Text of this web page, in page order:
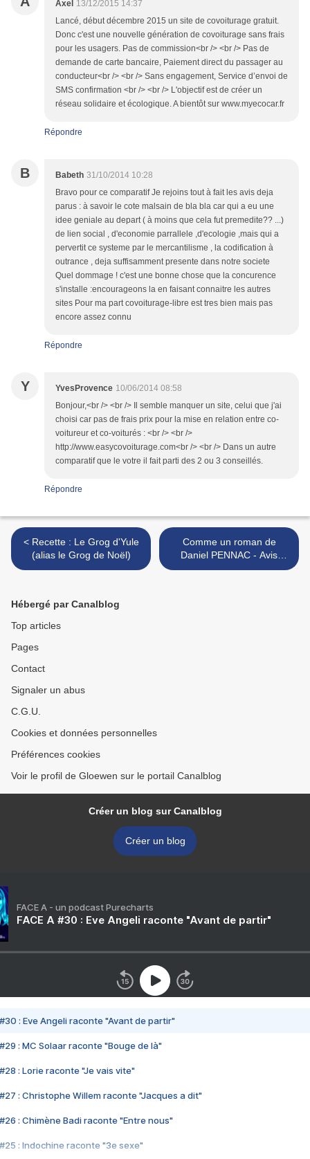
Axel 13/12/2015 14:37
Lancé, début décembre 2015 un site de covoiturage gratuit.
Donc c'est une nouvelle génération de covoiturage sans frais
pour les usagers. Pas de commission<br /> <br /> Pas de
demande de carte bancaire, Paiement direct du passager au
conducteur<br /> <br /> Sans engagement, Service d’envoi de
SMS confirmation <br /> <br /> L'objectif est de créer un
réseau solidaire et écologique. A bientôt sur www.myecocar.fr
Répondre
B Babeth 31/10/2014 10:28
Bravo pour ce comparatif Je rejoins tout à fait les avis deja
parus : à savoir le cote malsain de bla bla car qui a eu une
idee geniale au depart ( à moins que cela fut premedite?? ...)
de lien social , d'economie parrallele ,d'ecologie ,mais qui a
pervertit ce systeme par le mercantilisme , la codification à
outrance , deja suffisamment presente dans notre societe
Quel dommage ! c'est une bonne chose que la concurence
s'installe :encourageons la en faisant connaitre les autres
sites Pour ma part covoiturage-libre est tres bien mais pas
encore assez connu
Répondre
Y YvesProvence 10/06/2014 08:58
Bonjour,<br /> <br /> Il semble manquer un site, celui que j'ai
choisi car pas de frais prix pour la mise en relation entre co-
voitureur et co-voiturés : <br /> <br />
http://www.easycovoiturage.com<br /> <br /> Dans un autre
comparatif que le votre il fait parti des 2 ou 3 conseillés.
Répondre
< Recette : Le Grog d'Yule
(alias le Grog de Noël)
Comme un roman de
Daniel PENNAC - Avis
littéraire >
Hébergé par Canalblog
Top articles
Pages
Contact
Signaler un abus
C.G.U.
Cookies et données personnelles
Préférences cookies
Voir le profil de Gloewen sur le portail Canalblog
Créer un blog sur Canalblog
Créer un blog
FACE A - un podcast Purecharts
FACE A #30 : Eve Angeli raconte "Avant de partir"
#30 : Eve Angeli raconte "Avant de partir"
#29 : MC Solaar raconte "Bouge de là"
#28 : Lorie raconte "Je vais vite"
#27 : Christophe Willem raconte "Jacques a dit"
#26 : Chimène Badi raconte "Entre nous"
#25 : Indochine raconte "3e sexe"